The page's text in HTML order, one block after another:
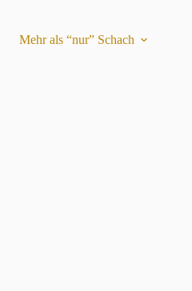
Mehr als “nur” Schach